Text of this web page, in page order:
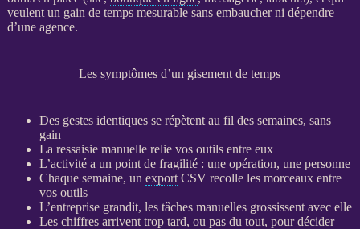
veulent un gain de temps mesurable sans embaucher ni dépendre
d’une agence.
Les symptômes d’un gisement de temps
Des gestes identiques se répètent au fil des semaines, sans
gain
La ressaisie manuelle relie vos outils entre eux
L’activité a un point de fragilité : une opération, une personne
Chaque semaine, un exportCSV recolle les morceaux entre
vos outils
L’entreprise grandit, les tâches manuelles grossissent avec elle
Les chiffres arrivent trop tard, ou pas du tout, pour décider